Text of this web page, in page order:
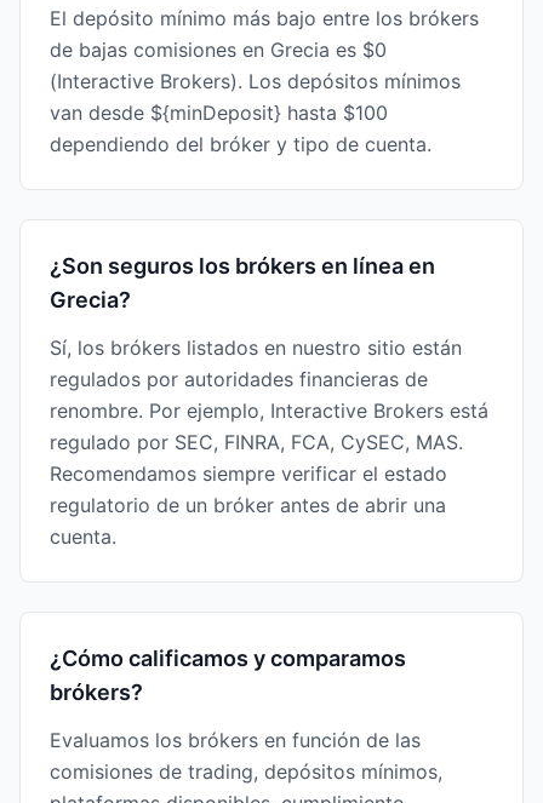
El depósito mínimo más bajo entre los brókers
de bajas comisiones en Grecia es $0
(Interactive Brokers). Los depósitos mínimos
van desde ${minDeposit} hasta $100
dependiendo del bróker y tipo de cuenta.
¿Son seguros los brókers en línea en
Grecia?
Sí, los brókers listados en nuestro sitio están
regulados por autoridades financieras de
renombre. Por ejemplo, Interactive Brokers está
regulado por SEC, FINRA, FCA, CySEC, MAS.
Recomendamos siempre verificar el estado
regulatorio de un bróker antes de abrir una
cuenta.
¿Cómo calificamos y comparamos
brókers?
Evaluamos los brókers en función de las
comisiones de trading, depósitos mínimos,